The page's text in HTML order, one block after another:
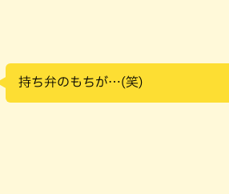
持ち弁のもちが…(笑)